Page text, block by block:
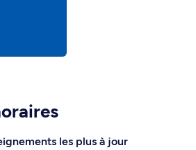
les plus à jour